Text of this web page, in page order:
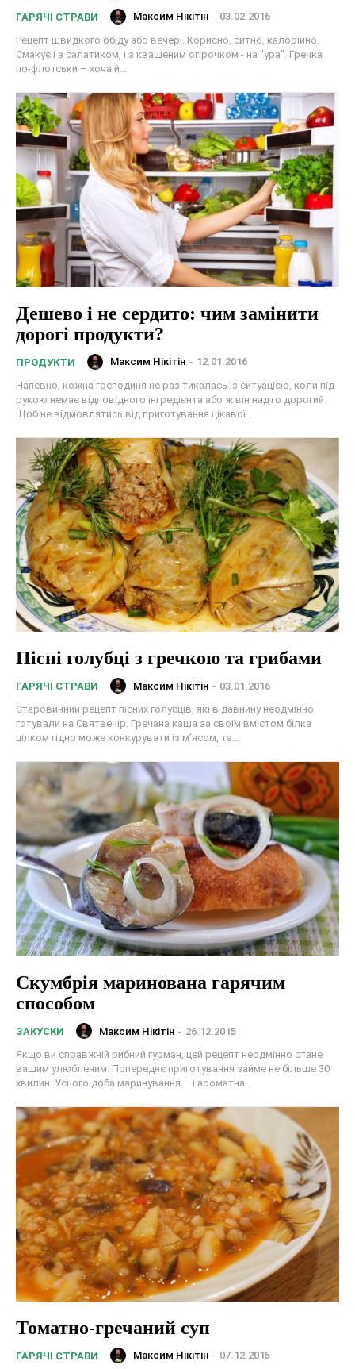
ГАРЯЧІ СТРАВИ Максим Нікітін - 03.02.2016
Рецепт швидкого обіду або вечері. Корисно, ситно, калорійно.
Смакує і з салатиком, і з квашеним огірочком - на "ура". Гречка
по-флотськи – хоча й...
Дешево і не сердито: чим замінити
дорогі продукти?
ПРОДУКТИ Максим Нікітін - 12.01.2016
Напевно, кожна господиня не раз тикалась із ситуацією, коли під
рукою немає відповідного інгредієнта або ж він надто дорогий.
Щоб не відмовлятись від приготування цікавої...
Пісні голубці з гречкою та грибами
ГАРЯЧІ СТРАВИ Максим Нікітін - 03.01.2016
Старовинний рецепт пісних голубців, які в давнину неодмінно
готували на Святвечір. Гречана каша за своїм вмістом білка
цілком гідно може конкурувати із м’ясом, та...
Скумбрія маринована гарячим
способом
ЗАКУСКИ Максим Нікітін - 26.12.2015
Якщо ви справжній рибний гурман, цей рецепт неодмінно стане
вашим улюбленим. Попереднє приготування займе не більше 30
хвилин. Усього доба маринування – і ароматна...
Томатно-гречаний суп
ГАРЯЧІ СТРАВИ Максим Нікітін - 07.12.2015